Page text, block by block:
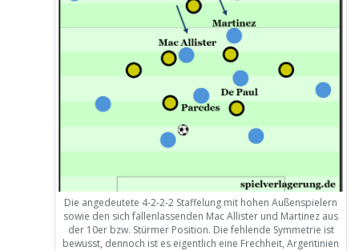
Die angedeutete 4-2-2-2 Staffelung mit hohen Außenspielern
sowie den sich fallenlassenden Mac Allister und Martinez aus
der 10er bzw. Stürmer Position. Die fehlende Symmetrie ist
bewusst, dennoch ist es eigentlich eine Frechheit, Argentinien